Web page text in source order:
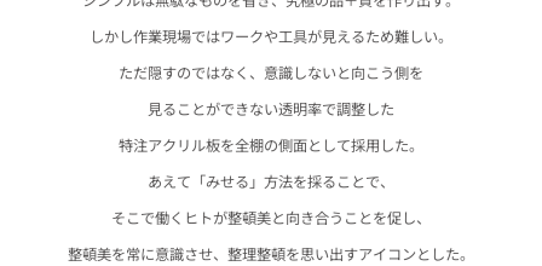
しかし作業現場ではワークや工具が見えるため難しい。
ただ隠すのではなく、意識しないと向こう側を
見ることができない透明率で調整した
特注アクリル板を全棚の側面として採用した。
あえて「みせる」方法を採ることで、
そこで働くヒトが整頓美と向き合うことを促し、
整頓美を常に意識させ、整理整頓を思い出すアイコンとした。